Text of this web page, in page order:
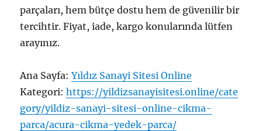
parçaları, hem bütçe dostu hem de güvenilir bir
tercihtir. Fiyat, iade, kargo konularında lütfen
arayınız.
Ana Sayfa:Yıldız Sanayi Sitesi Online
Kategori:https://yildizsanayisitesi.online/cate
gory/yildiz-sanayi-sitesi-online-cikma-
parca/acura-cikma-yedek-parca/